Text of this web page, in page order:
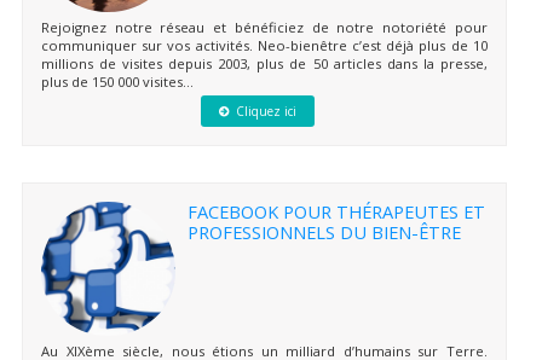
Rejoignez notre réseau et bénéficiez de notre notoriété pour
communiquer sur vos activités. Neo-bienêtre c’est déjà plus de 10
millions de visites depuis 2003, plus de 50 articles dans la presse,
plus de 150 000 visites...
Cliquez ici
FACEBOOK POUR THÉRAPEUTES ET
PROFESSIONNELS DU BIEN-ÊTRE
Au XIXème siècle, nous étions un milliard d’humains sur Terre.